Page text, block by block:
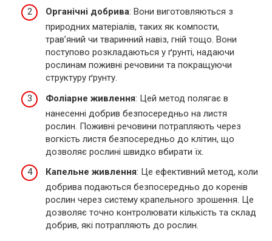
Органічні добрива: Вони виготовляються з
природних матеріалів, таких як компости,
трав’яний чи тваринний навіз, гній тощо. Вони
поступово розкладаються у ґрунті, надаючи
рослинам поживні речовини та покращуючи
структуру ґрунту.
Фоліарне живлення: Цей метод полягає в
нанесенні добрив безпосередньо на листя
рослин. Поживні речовини потрапляють через
вогкість листя безпосередньо до клітин, що
дозволяє рослині швидко вбирати їх.
Капельне живлення: Це ефективний метод, коли
добрива подаються безпосередньо до коренів
рослин через систему крапельного зрошення. Це
дозволяє точно контролювати кількість та склад
добрив, які потрапляють до рослин.